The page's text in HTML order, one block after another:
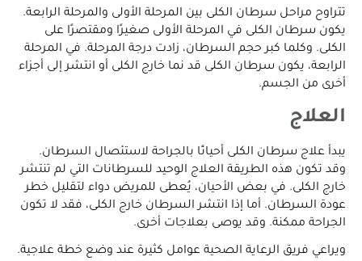
تتراوح مراحل سرطان الكلى بين المرحلة الأولى والمرحلة الرابعة.
يكون سرطان الكلى في المرحلة الأولى صغيرًا ومقتصرًا على
الكلى. وكلما كبر حجم السرطان، زادت درجة المرحلة. في المرحلة
الرابعة، يكون سرطان الكلى قد نما خارج الكلى أو انتشر إلى أجزاء
أخرى من الجسم.
العلاج
يبدأ علاج سرطان الكلى أحيانًا بالجراحة لاستئصال السرطان.
وقد تكون هذه الطريقة العلاج الوحيد للسرطانات التي لم تنتشر
خارج الكلى. في بعض الأحيان، يُعطى للمريض دواء لتقليل خطر
عودة السرطان. أما إذا انتشر السرطان خارج الكلى، فقد لا تكون
الجراحة ممكنة. وقد يوصى بعلاجات أخرى.
ويراعي فريق الرعاية الصحية عوامل كثيرة عند وضع خطة علاجية.